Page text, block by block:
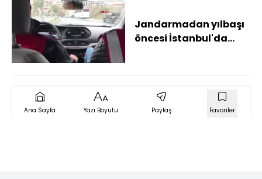
Jandarmadan yılbaşı
öncesi İstanbul'da
Ana Sayfa Yazı Boyutu Paylaş Favoriler